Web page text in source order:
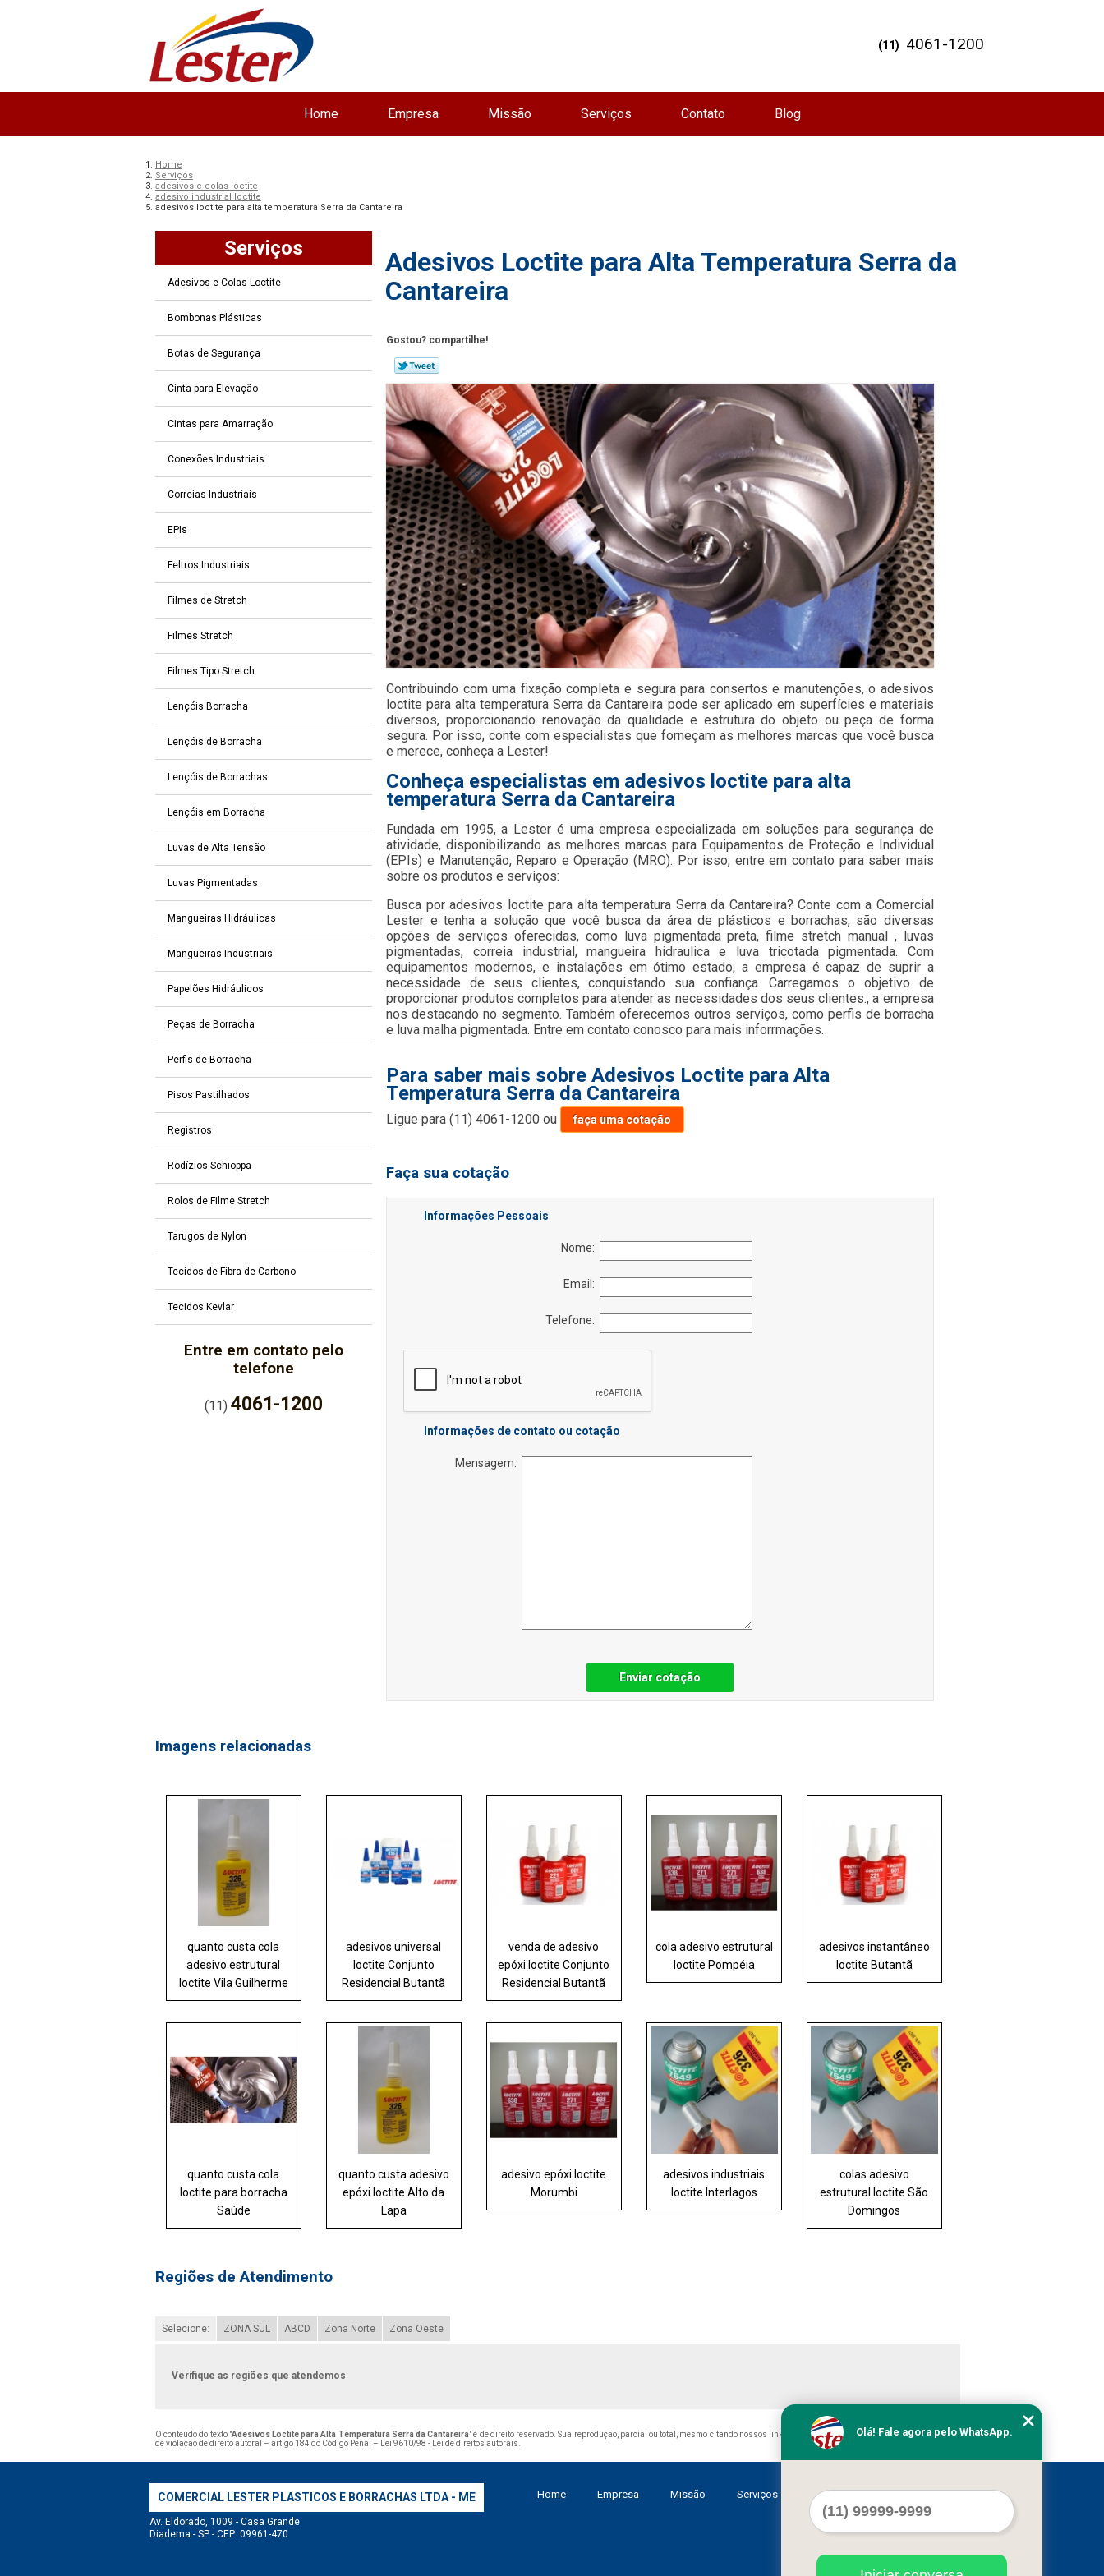
Home Empresa Missão Serviços Contato Blog
(11) 4061-1200
Home
Serviços
adesivos e colas loctite
adesivo industrial loctite
adesivos loctite para alta temperatura Serra da Cantareira
Serviços
Adesivos e Colas Loctite
Bombonas Plásticas
Botas de Segurança
Cinta para Elevação
Cintas para Amarração
Conexões Industriais
Correias Industriais
EPIs
Feltros Industriais
Filmes de Stretch
Filmes Stretch
Filmes Tipo Stretch
Lençóis Borracha
Lençóis de Borracha
Lençóis de Borrachas
Lençóis em Borracha
Luvas de Alta Tensão
Luvas Pigmentadas
Mangueiras Hidráulicas
Mangueiras Industriais
Papelões Hidráulicos
Peças de Borracha
Perfis de Borracha
Pisos Pastilhados
Registros
Rodízios Schioppa
Rolos de Filme Stretch
Tarugos de Nylon
Tecidos de Fibra de Carbono
Tecidos Kevlar
Entre em contato pelo
telefone
(11)4061-1200
Adesivos Loctite para Alta Temperatura Serra da
Cantareira
Gostou? compartilhe!
Contribuindo com uma fixação completa e segura para consertos e manutenções, o adesivos
loctite para alta temperatura Serra da Cantareira pode ser aplicado em superfícies e materiais
diversos, proporcionando renovação da qualidade e estrutura do objeto ou peça de forma
segura. Por isso, conte com especialistas que forneçam as melhores marcas que você busca
e merece, conheça a Lester!
Conheça especialistas em adesivos loctite para alta
temperatura Serra da Cantareira
Fundada em 1995, a Lester é uma empresa especializada em soluções para segurança de
atividade, disponibilizando as melhores marcas para Equipamentos de Proteção e Individual
(EPIs) e Manutenção, Reparo e Operação (MRO). Por isso, entre em contato para saber mais
sobre os produtos e serviços:
Busca por adesivos loctite para alta temperatura Serra da Cantareira? Conte com a Comercial
Lester e tenha a solução que você busca da área de plásticos e borrachas, são diversas
opções de serviços oferecidas, como luva pigmentada preta, filme stretch manual , luvas
pigmentadas, correia industrial, mangueira hidraulica e luva tricotada pigmentada. Com
equipamentos modernos, e instalações em ótimo estado, a empresa é capaz de suprir a
necessidade de seus clientes, conquistando sua confiança. Carregamos o objetivo de
proporcionar produtos completos para atender as necessidades dos seus clientes., a empresa
nos destacando no segmento. Também oferecemos outros serviços, como perfis de borracha
e luva malha pigmentada. Entre em contato conosco para mais inforrmações.
Para saber mais sobre Adesivos Loctite para Alta
Temperatura Serra da Cantareira
Ligue para(11) 4061-1200 ou faça uma cotação
Faça sua cotação
Informações Pessoais
Nome:
Email:
Telefone:
Informações de contato ou cotação
Mensagem:
Enviar cotação
Imagens relacionadas
quanto custa cola
adesivo estrutural
loctite Vila Guilherme
adesivos universal
loctite Conjunto
Residencial Butantã
venda de adesivo
epóxi loctite Conjunto
Residencial Butantã
cola adesivo estrutural
loctite Pompéia
adesivos instantâneo
loctite Butantã
quanto custa cola
loctite para borracha
Saúde
quanto custa adesivo
epóxi loctite Alto da
Lapa
adesivo epóxi loctite
Morumbi
adesivos industriais
loctite Interlagos
colas adesivo
estrutural loctite São
Domingos
Regiões de Atendimento
Selecione: ZONA SUL ABCD Zona Norte Zona Oeste
Verifique as regiões que atendemos
O conteúdo do texto "Adesivos Loctite para Alta Temperatura Serra da Cantareira" é de direito reservado. Sua reprodução, parcial ou total, mesmo citando nossos links, é proibida sem a autorização do autor. Crime
de violação de direito autoral – artigo 184 do Código Penal – Lei 9610/98 - Lei de direitos autorais.
COMERCIAL LESTER PLASTICOS E BORRACHAS LTDA - ME
Av. Eldorado, 1009 - Casa Grande
Diadema - SP - CEP: 09961-470
Home Empresa Missão Serviços Contato Mapa do site
Olá! Fale agora pelo WhatsApp.